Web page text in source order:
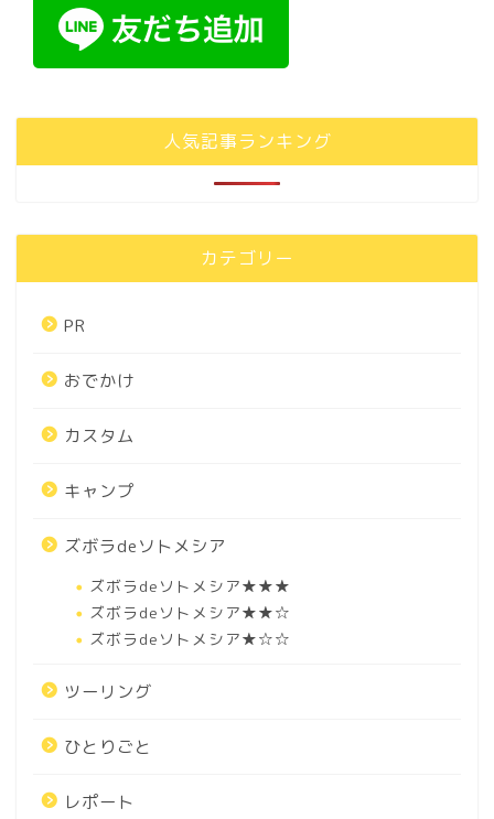
人気記事ランキング
カテゴリー
PR
おでかけ
カスタム
キャンプ
ズボラdeソトメシア
ズボラdeソトメシア★★★
ズボラdeソトメシア★★☆
ズボラdeソトメシア★☆☆
ツーリング
ひとりごと
レポート